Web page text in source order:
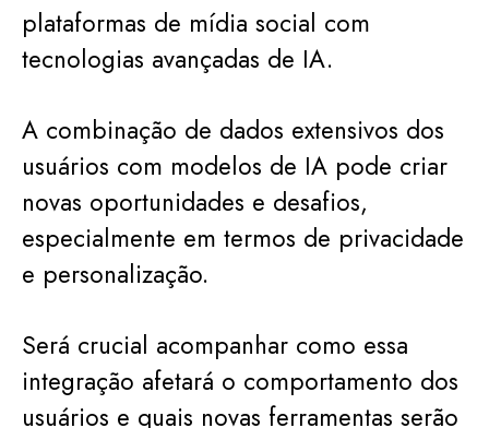
plataformas de mídia social com
tecnologias avançadas de IA.
A combinação de dados extensivos dos
usuários com modelos de IA pode criar
novas oportunidades e desafios,
especialmente em termos de privacidade
e personalização.
Será crucial acompanhar como essa
integração afetará o comportamento dos
usuários e quais novas ferramentas serão